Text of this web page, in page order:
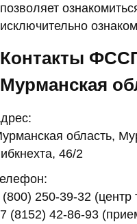
позволяет
исключительно
Контакты
Мурманская
область,
46/2
(800) 250-39-32
(8152) 42-86-93